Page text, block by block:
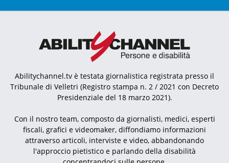
Abilitychannel.tv è testata giornalistica registrata presso il
Tribunale di Velletri (Registro stampa n. 2 / 2021 con Decreto
Presidenziale del 18 marzo 2021).
Con il nostro team, composto da giornalisti, medici, esperti
fiscali, grafici e videomaker, diffondiamo informazioni
attraverso articoli, interviste e video, abbandonando
l'approccio pietistico e parlando della disabilità